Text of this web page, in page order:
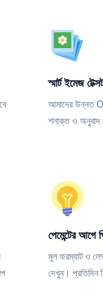
স্মার্ট ইমেজ
আমাদের উন্নত
শনাক্ত ও অনুবাদ
পেমেন্টের আগে
মূল ফরম্যাট ও
দেখুন। প্রতিদিন